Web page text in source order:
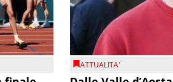
ATTUALITA'